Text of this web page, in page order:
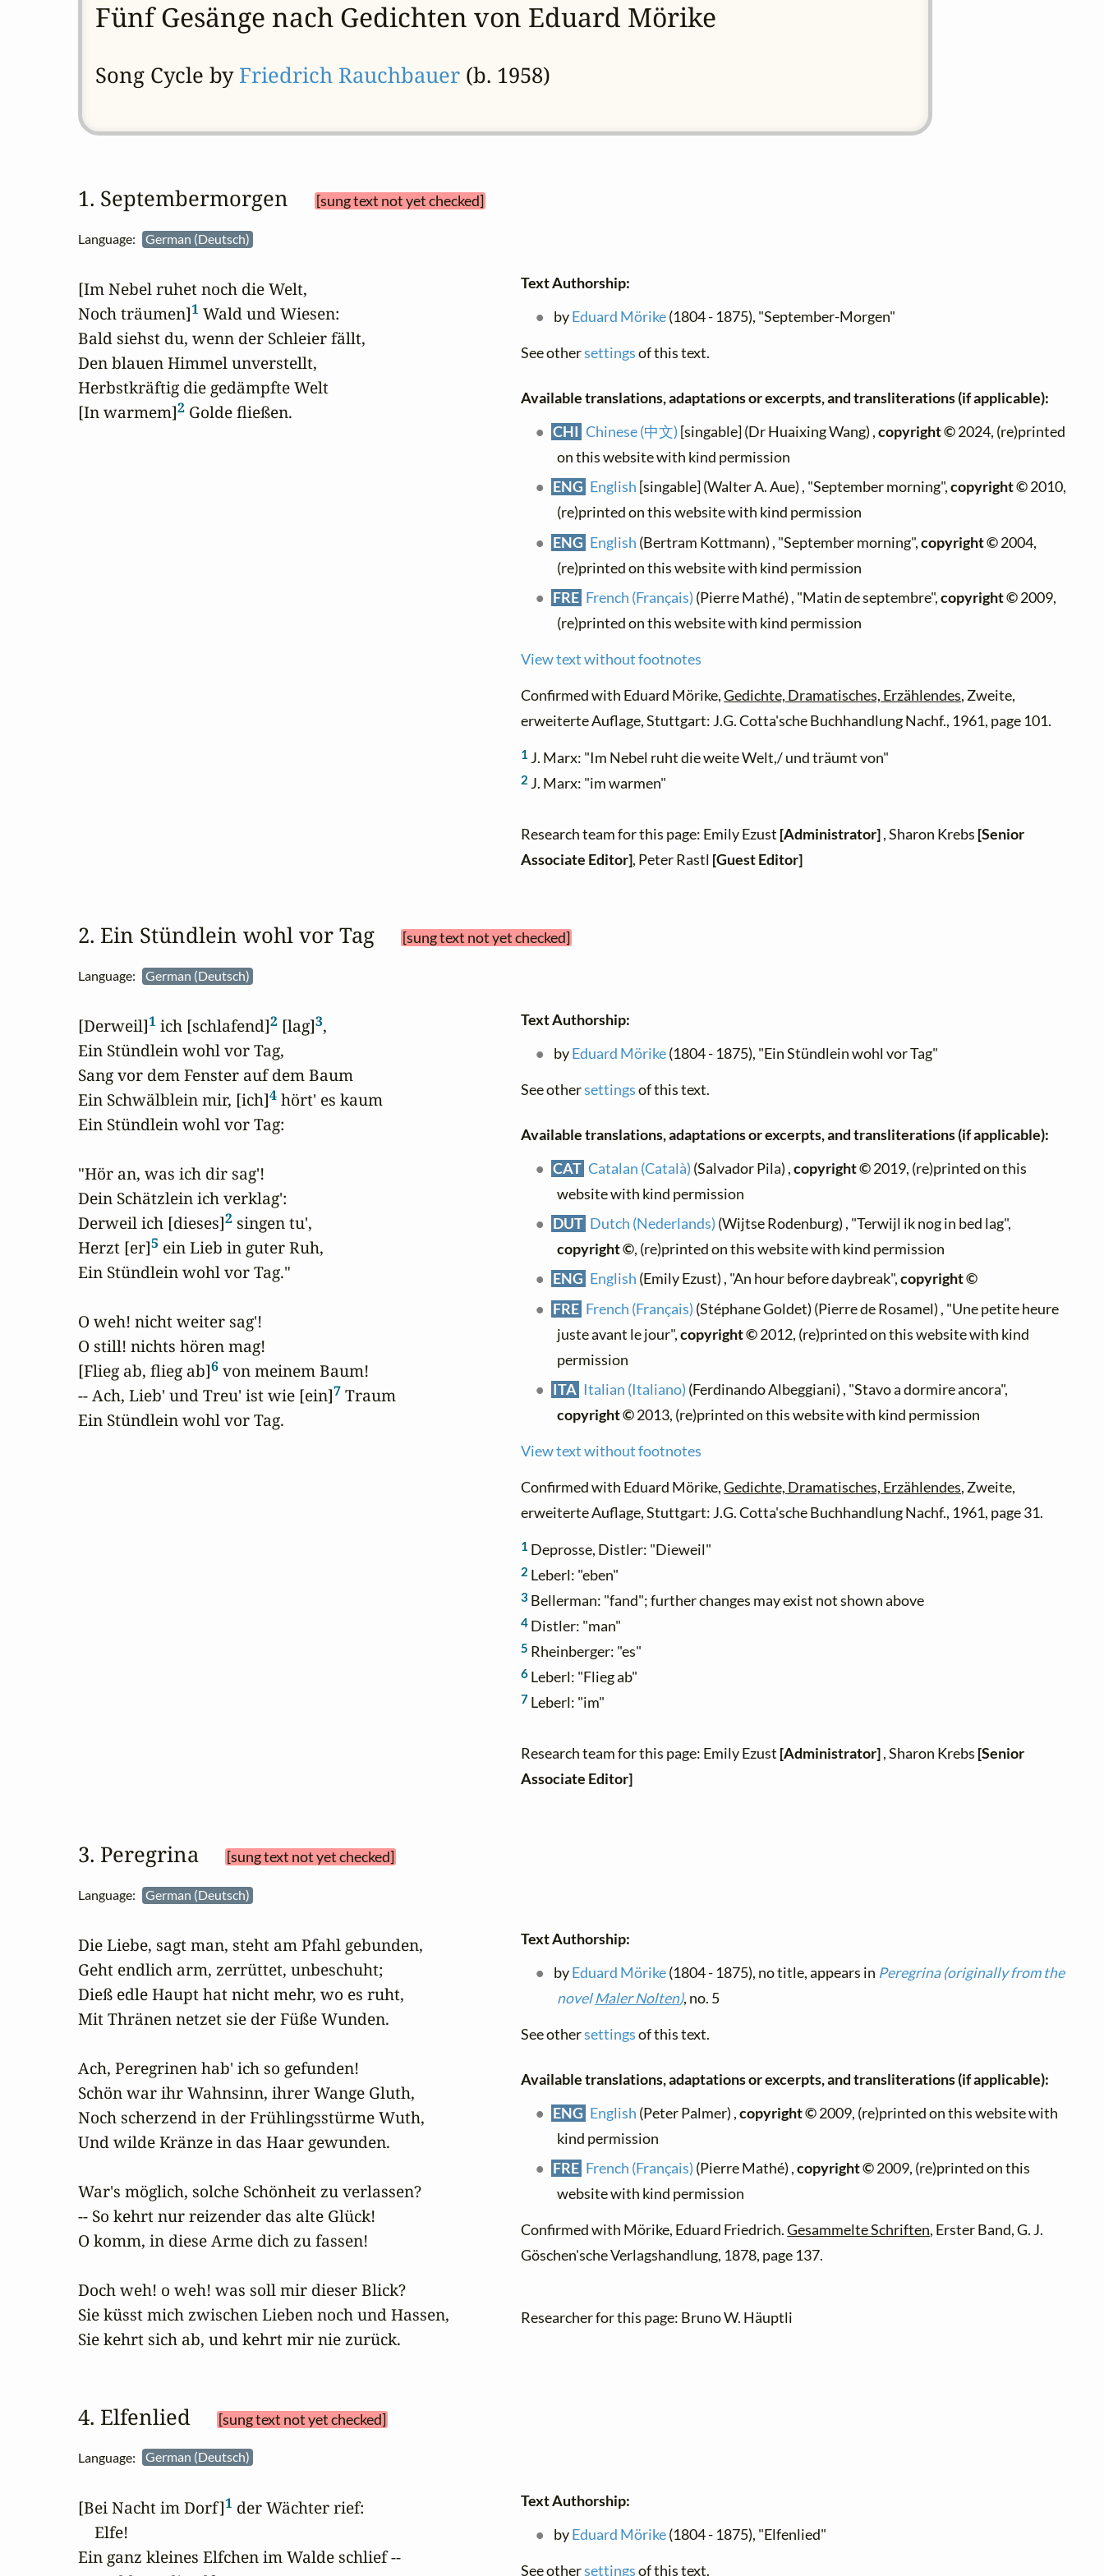
Fünf Gesänge nach Gedichten von Eduard Mörike
Song Cycle by Friedrich Rauchbauer(b. 1958)
1. Septembermorgen [sung text not yet checked]
Language: German (Deutsch)
[Im Nebel ruhet noch die Welt,
Noch träumen]1 Wald und Wiesen:
Bald siehst du, wenn der Schleier fällt,
Den blauen Himmel unverstellt,
Herbstkräftig die gedämpfte Welt
[In warmem]2 Golde fließen.
Text Authorship:
byEduard Mörike(1804 - 1875), "September-Morgen"
See othersettingsof this text.
Available translations, adaptations or excerpts, and transliterations (if applicable):
CHI Chinese (中文) [singable] (Dr Huaixing Wang) ,copyright ©2024, (re)printed
on this website with kind permission
ENG English [singable] (Walter A. Aue) , "September morning",copyright ©2010,
(re)printed on this website with kind permission
ENG English (Bertram Kottmann) , "September morning",copyright ©2004,
(re)printed on this website with kind permission
FRE French (Français) (Pierre Mathé) , "Matin de septembre",copyright ©2009,
(re)printed on this website with kind permission
View text without footnotes
Confirmed with Eduard Mörike,Gedichte, Dramatisches, Erzählendes, Zweite,
erweiterte Auflage, Stuttgart: J.G. Cotta'sche Buchhandlung Nachf., 1961, page 101.
1 J. Marx: "Im Nebel ruht die weite Welt,/ und träumt von"
2 J. Marx: "im warmen"
Research team for this page: Emily Ezust [Administrator], Sharon Krebs [Senior
Associate Editor], Peter Rastl [Guest Editor]
2. Ein Stündlein wohl vor Tag [sung text not yet checked]
Language: German (Deutsch)
[Derweil]1 ich [schlafend]2 [lag]3,
Ein Stündlein wohl vor Tag,
Sang vor dem Fenster auf dem Baum
Ein Schwälblein mir, [ich]4 hört' es kaum
Ein Stündlein wohl vor Tag:
"Hör an, was ich dir sag'!
Dein Schätzlein ich verklag':
Derweil ich [dieses]2 singen tu',
Herzt [er]5 ein Lieb in guter Ruh,
Ein Stündlein wohl vor Tag."
O weh! nicht weiter sag'!
O still! nichts hören mag!
[Flieg ab, flieg ab]6 von meinem Baum!
-- Ach, Lieb' und Treu' ist wie [ein]7 Traum
Ein Stündlein wohl vor Tag.
Text Authorship:
byEduard Mörike(1804 - 1875), "Ein Stündlein wohl vor Tag"
See othersettingsof this text.
Available translations, adaptations or excerpts, and transliterations (if applicable):
CAT Catalan (Català) (Salvador Pila) ,copyright ©2019, (re)printed on this
website with kind permission
DUT Dutch (Nederlands) (Wijtse Rodenburg) , "Terwijl ik nog in bed lag",
copyright ©, (re)printed on this website with kind permission
ENG English (Emily Ezust) , "An hour before daybreak",copyright ©
FRE French (Français) (Stéphane Goldet) (Pierre de Rosamel) , "Une petite heure
juste avant le jour",copyright ©2012, (re)printed on this website with kind
permission
ITA Italian (Italiano) (Ferdinando Albeggiani) , "Stavo a dormire ancora",
copyright ©2013, (re)printed on this website with kind permission
View text without footnotes
Confirmed with Eduard Mörike,Gedichte, Dramatisches, Erzählendes, Zweite,
erweiterte Auflage, Stuttgart: J.G. Cotta'sche Buchhandlung Nachf., 1961, page 31.
1 Deprosse, Distler: "Dieweil"
2 Leberl: "eben"
3 Bellerman: "fand"; further changes may exist not shown above
4 Distler: "man"
5 Rheinberger: "es"
6 Leberl: "Flieg ab"
7 Leberl: "im"
Research team for this page: Emily Ezust [Administrator], Sharon Krebs [Senior
Associate Editor]
3. Peregrina [sung text not yet checked]
Language: German (Deutsch)
Die Liebe, sagt man, steht am Pfahl gebunden,
Geht endlich arm, zerrüttet, unbeschuht;
Dieß edle Haupt hat nicht mehr, wo es ruht,
Mit Thränen netzet sie der Füße Wunden.
Ach, Peregrinen hab' ich so gefunden!
Schön war ihr Wahnsinn, ihrer Wange Gluth,
Noch scherzend in der Frühlingsstürme Wuth,
Und wilde Kränze in das Haar gewunden.
War's möglich, solche Schönheit zu verlassen?
-- So kehrt nur reizender das alte Glück!
O komm, in diese Arme dich zu fassen!
Doch weh! o weh! was soll mir dieser Blick?
Sie küsst mich zwischen Lieben noch und Hassen,
Sie kehrt sich ab, und kehrt mir nie zurück.
Text Authorship:
byEduard Mörike(1804 - 1875), no title, appears in Peregrina (originally from the
novelMaler Nolten), no. 5
See othersettingsof this text.
Available translations, adaptations or excerpts, and transliterations (if applicable):
ENG English (Peter Palmer) ,copyright ©2009, (re)printed on this website with
kind permission
FRE French (Français) (Pierre Mathé) ,copyright ©2009, (re)printed on this
website with kind permission
Confirmed with Mörike, Eduard Friedrich.Gesammelte Schriften, Erster Band, G. J.
Göschen'sche Verlagshandlung, 1878, page 137.
Researcher for this page: Bruno W. Häuptli
4. Elfenlied [sung text not yet checked]
Language: German (Deutsch)
[Bei Nacht im Dorf]1 der Wächter rief:
    Elfe!
Ein ganz kleines Elfchen im Walde schlief --
Text Authorship:
byEduard Mörike(1804 - 1875), "Elfenlied"
See othersettingsof this text.